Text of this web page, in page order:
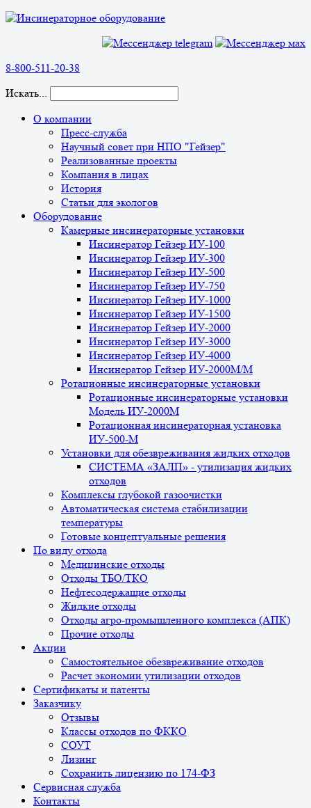
8-800-511-20-38
Искать...
О компании
Пресс-служба
Научный совет при НПО "Гейзер"
Реализованные проекты
Компания в лицах
История
Статьи для экологов
Оборудование
Камерные инсинераторные установки
Инсинератор Гейзер ИУ-100
Инсинератор Гейзер ИУ-300
Инсинератор Гейзер ИУ-500
Инсинератор Гейзер ИУ-750
Инсинератор Гейзер ИУ-1000
Инсинератор Гейзер ИУ-1500
Инсинератор Гейзер ИУ-2000
Инсинератор Гейзер ИУ-3000
Инсинератор Гейзер ИУ-4000
Инсинератор Гейзер ИУ-2000М/М
Ротационные инсинераторные установки
Ротационные инсинераторные установки
Модель ИУ-2000М
Ротационная инсинераторная установка
ИУ-500-М
Установки для обезвреживания жидких отходов
СИСТЕМА «ЗАЛП» - утилизация жидких
отходов
Комплексы глубокой газоочистки
Автоматическая система стабилизации
температуры
Готовые концептуальные решения
По виду отхода
Медицинские отходы
Отходы ТБО/ТКО
Нефтесодержащие отходы
Жидкие отходы
Отходы агро-промышленного комплекса (АПК)
Прочие отходы
Акции
Самостоятельное обезвреживание отходов
Расчет экономии утилизации отходов
Сертификаты и патенты
Заказчику
Отзывы
Классы отходов по ФККО
СОУТ
Лизинг
Сохранить лицензию по 174-ФЗ
Сервисная служба
Контакты